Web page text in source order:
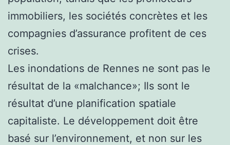
immobiliers, les sociétés concrètes et les
compagnies d’assurance profitent de ces
crises.
Les inondations de Rennes ne sont pas le
résultat de la «malchance»; Ils sont le
résultat d’une planification spatiale
capitaliste. Le développement doit être
basé sur l’environnement, et non sur les